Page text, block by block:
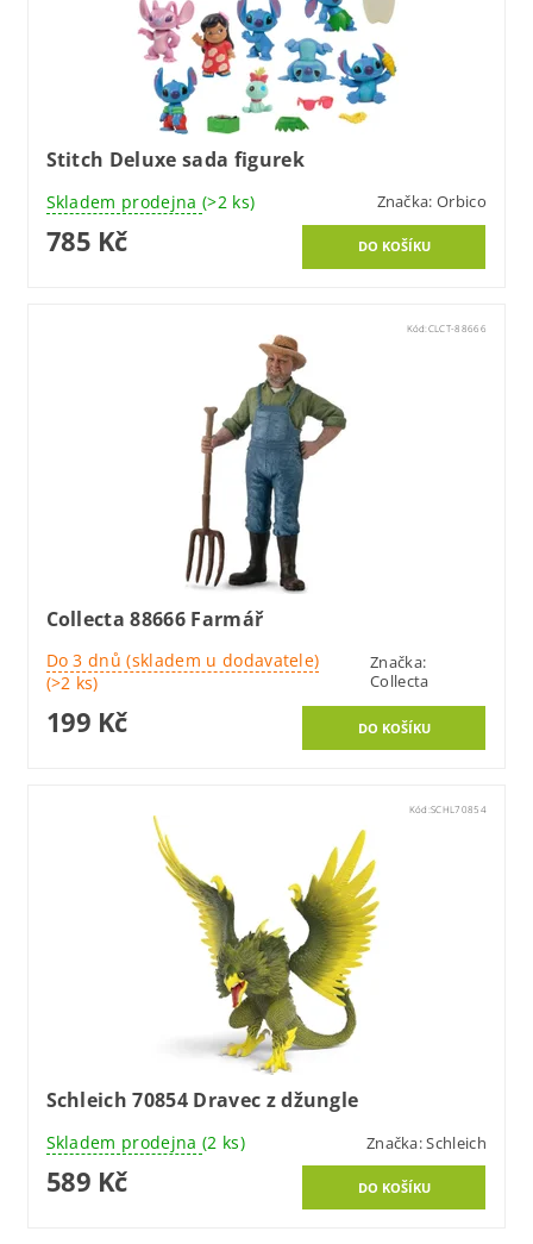
Stitch Deluxe sada figurek
Skladem prodejna (>2 ks) Značka:Orbico
785 Kč
Kód: CLCT-88666
Collecta 88666 Farmář
Do 3 dnů (skladem u dodavatele)
(>2 ks)
Značka:
Collecta
199 Kč
Kód:SCHL70854
Schleich 70854 Dravec z džungle
Skladem prodejna (2 ks) Značka:Schleich
589 Kč